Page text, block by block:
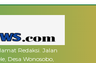
Redaksi. Jalan
Desa Wonosobo,